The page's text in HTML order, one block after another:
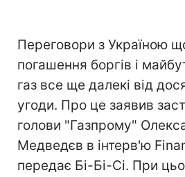
Переговори з Україною
погашення боргів і
газ все ще далекі від
угоди. Про це заявив
голови "Газпрому"
Медведєв в інтерв'ю
передає Бі-Бі-Сі. При